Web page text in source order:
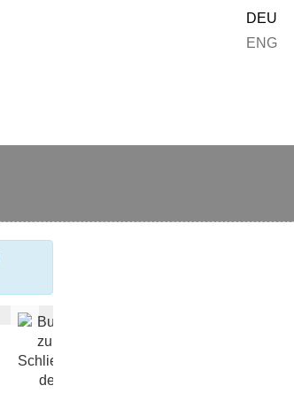
DEU
ENG